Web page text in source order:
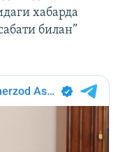
хабарда
билан”